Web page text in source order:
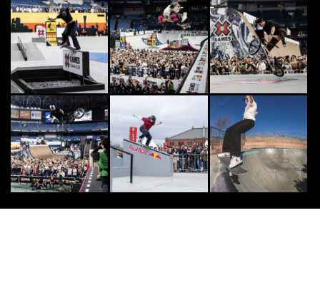
7 FREESTYLE
フリースタイルフットボールのトッ
ププレイヤー達が集結。「Eyes on
me 2...
2026.4.14
8
日本最大級のアクションスポーツマ
ガジン | FINEPLAY [ファインプレ
ー]
2021.1.15
9 OTHERS
7